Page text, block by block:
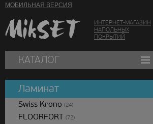
МОБИЛЬНАЯ ВЕРСИЯ
ИНТЕРНЕТ-МАГАЗИН
НАПОЛЬНЫХ
ПОКРЫТИЙ
КАТАЛОГ
Ламинат
Swiss Krono (24)
FLOORFORT (72)